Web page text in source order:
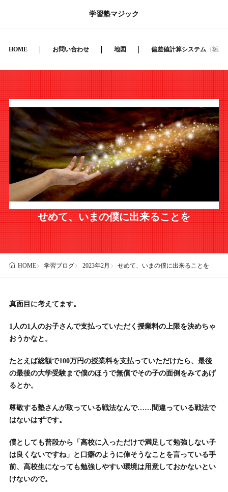
学習塾マジック
HOME お問い合わせ 地図 偏差値計算システム（栃
せめて、いまの僕に出来ることを
HOME 学習ブログ 2023年2月 せめて、いまの僕に出来ることを
真面目に考えてます。
1人の1人のお子さんで支払っていただく授業料の上限を決めちゃ
おうかなと。
たとえば総額で100万円の授業料を支払っていただけたら、最後
の最後の大学受験まで僕のほうで無償でその子の面倒をみてあげ
るとか。
尊敬する塾さんが取っている戦法なんで……間違っている戦法で
はないはずです。
僕としても普段から「高校に入っただけで満足して勉強しない子
は良くないですね」と口癖のように偉そうなことを言っている手
前、高校生になっても勉強しやすい環境は用意しておかないとい
けないので。